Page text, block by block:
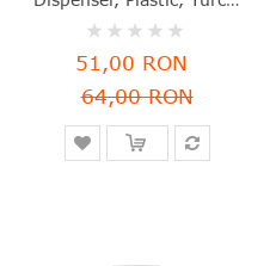
Rating:
0%
51,00 RON
64,00 RON